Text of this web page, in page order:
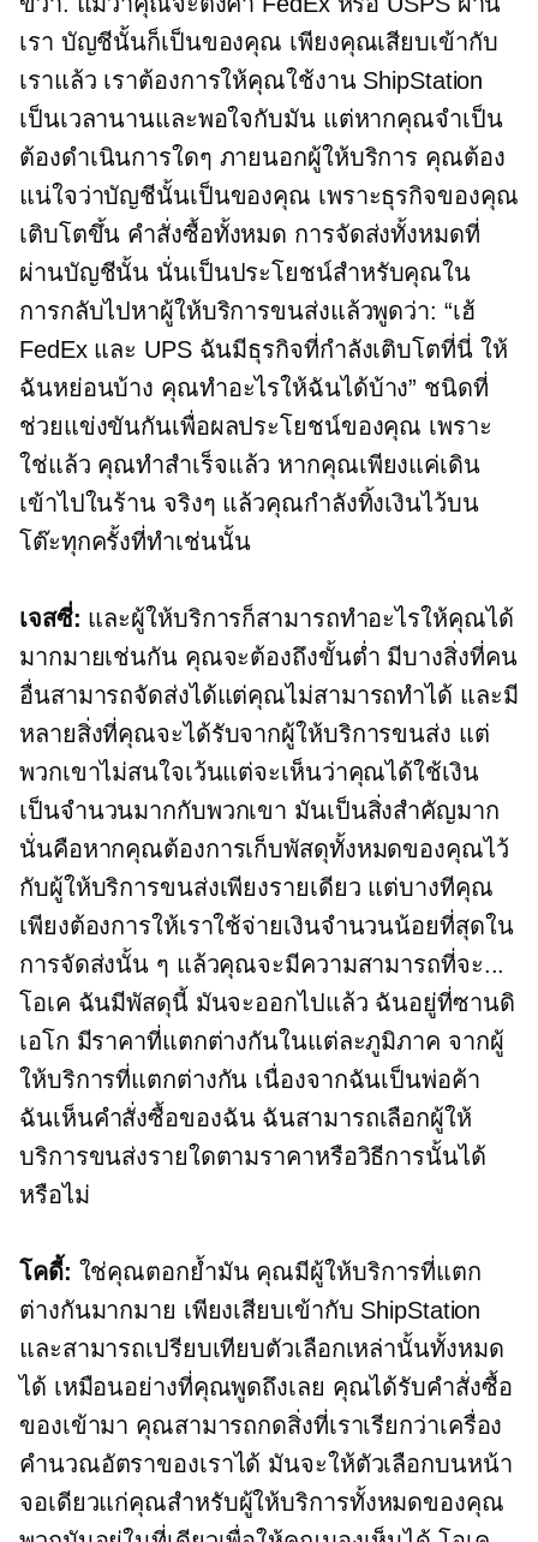
เรา บัญชีนั้นก็เป็นของคุณ เพียงคุณเสียบเข้ากับ
เราแล้ว เราต้องการให้คุณใช้งาน ShipStation
เป็นเวลานานและพอใจกับมัน แต่หากคุณจำเป็น
ต้องดำเนินการใดๆ ภายนอกผู้ให้บริการ คุณต้อง
แน่ใจว่าบัญชีนั้นเป็นของคุณ เพราะธุรกิจของคุณ
เติบโตขึ้น คำสั่งซื้อทั้งหมด การจัดส่งทั้งหมดที่
ผ่านบัญชีนั้น นั่นเป็นประโยชน์สำหรับคุณใน
การกลับไปหาผู้ให้บริการขนส่งแล้วพูดว่า: “เฮ้
FedEx และ UPS ฉันมีธุรกิจที่กำลังเติบโตที่นี่ ให้
ฉันหย่อนบ้าง คุณทำอะไรให้ฉันได้บ้าง” ชนิดที่
ช่วยแข่งขันกันเพื่อผลประโยชน์ของคุณ เพราะ
ใช่แล้ว คุณทำสำเร็จแล้ว หากคุณเพียงแค่เดิน
เข้าไปในร้าน จริงๆ แล้วคุณกำลังทิ้งเงินไว้บน
โต๊ะทุกครั้งที่ทำเช่นนั้น
เจสซี่: และผู้ให้บริการก็สามารถทำอะไรให้คุณได้
มากมายเช่นกัน คุณจะต้องถึงขั้นต่ำ มีบางสิ่งที่คน
อื่นสามารถจัดส่งได้แต่คุณไม่สามารถทำได้ และมี
หลายสิ่งที่คุณจะได้รับจากผู้ให้บริการขนส่ง แต่
พวกเขาไม่สนใจเว้นแต่จะเห็นว่าคุณได้ใช้เงิน
เป็นจำนวนมากกับพวกเขา มันเป็นสิ่งสำคัญมาก
นั่นคือหากคุณต้องการเก็บพัสดุทั้งหมดของคุณไว้
กับผู้ให้บริการขนส่งเพียงรายเดียว แต่บางทีคุณ
เพียงต้องการให้เราใช้จ่ายเงินจำนวนน้อยที่สุดใน
การจัดส่งนั้น ๆ แล้วคุณจะมีความสามารถที่จะ...
โอเค ฉันมีพัสดุนี้ มันจะออกไปแล้ว ฉันอยู่ที่ซานดิ
เอโก มีราคาที่แตกต่างกันในแต่ละภูมิภาค จากผู้
ให้บริการที่แตกต่างกัน เนื่องจากฉันเป็นพ่อค้า
ฉันเห็นคำสั่งซื้อของฉัน ฉันสามารถเลือกผู้ให้
บริการขนส่งรายใดตามราคาหรือวิธีการนั้นได้
หรือไม่
โคดี้: ใช่คุณตอกย้ำมัน คุณมีผู้ให้บริการที่แตก
ต่างกันมากมาย เพียงเสียบเข้ากับ ShipStation
และสามารถเปรียบเทียบตัวเลือกเหล่านั้นทั้งหมด
ได้ เหมือนอย่างที่คุณพูดถึงเลย คุณได้รับคำสั่งซื้อ
ของเข้ามา คุณสามารถกดสิ่งที่เราเรียกว่าเครื่อง
คำนวณอัตราของเราได้ มันจะให้ตัวเลือกบนหน้า
จอเดียวแก่คุณสำหรับผู้ให้บริการทั้งหมดของคุณ